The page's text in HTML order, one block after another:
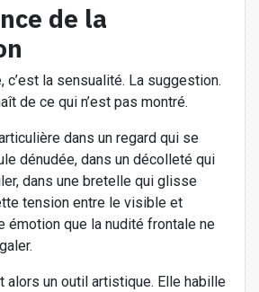
de la
c’est la sensualité. La suggestion.
de ce qui n’est pas montré.
dans un regard qui se
dénudée, dans un décolleté qui
dans une bretelle qui glisse
tension entre le visible et
émotion que la nudité frontale ne
alors un outil artistique. Elle habille